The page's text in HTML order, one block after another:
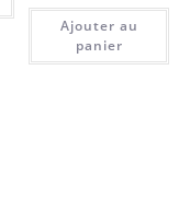
Ajouter au
panier